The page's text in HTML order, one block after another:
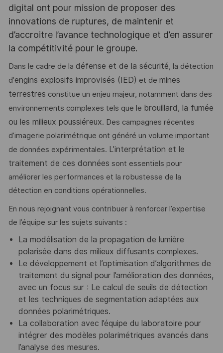
digital ont pour mission de proposer des
innovations de ruptures, de maintenir et
d’accroitre l’avance technologique et d’en assurer
la compétitivité pour le groupe.
Dans le cadre de la défense et de la sécurité, la détection
d’engins explosifs improvisés (IED) et de mines
terrestres constitue un enjeu majeur, notamment dans des
environnements complexes tels que le brouillard, la fumée
ou les milieux poussiéreux. Des campagnes récentes
d’imagerie polarimétrique ont généré un volume important
de données expérimentales. L’interprétation et le
traitement de ces données sont essentiels pour
améliorer les performances et la robustesse de la
détection en conditions opérationnelles.
En nous rejoignant vous contribuer à renforcer l’expertise
de l’équipe sur les sujets suivants :
La modélisation de la propagation de lumière
polarisée dans des milieux diffusants complexes.
Le développement et l’optimisation d’algorithmes de
traitement du signal pour l’amélioration des données,
avec un focus sur : Le calcul de seuils de détection
et les techniques de segmentation adaptées aux
données polarimétriques.
La collaboration avec l’équipe du laboratoire pour
intégrer des modèles polarimétriques avancés dans
l’analyse des mesures.